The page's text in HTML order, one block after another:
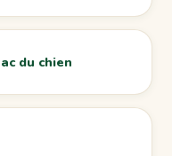
du chien